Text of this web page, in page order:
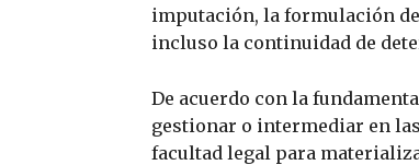
imputación, la formulación
incluso la continuidad de
De acuerdo con la
gestionar o intermediar en
facultad legal para